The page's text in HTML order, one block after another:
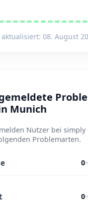
08. August
Munich
Nutzer bei simply
Problemarten.
0
0